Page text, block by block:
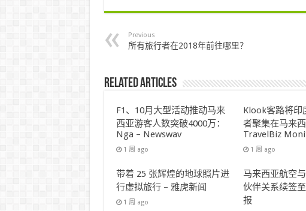
Previous
所有旅行者在2018年前往哪里？
Related Articles
F1、10月大型活动推动马来
西亚游客人数突破4000万：
Nga – Newswav
1 周 ago
Klook客路将印
者聚集在马来
TravelBiz
1 周 ago
带着 25 张辉煌的地球照片进
行虚拟旅行 – 雅虎新闻
1 周 ago
马来西亚航空
伙伴关系续签
报